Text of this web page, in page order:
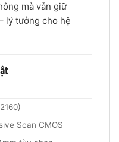
mà vẫn giữ
lý tưởng cho hệ
Scan CMOS